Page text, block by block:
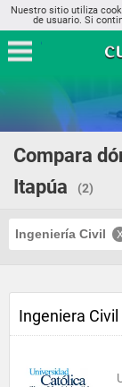
Nuestro sitio utiliza
de usuario. Si
Compara
Itapúa
(2)
Ingeniería Civil
Ingeniera